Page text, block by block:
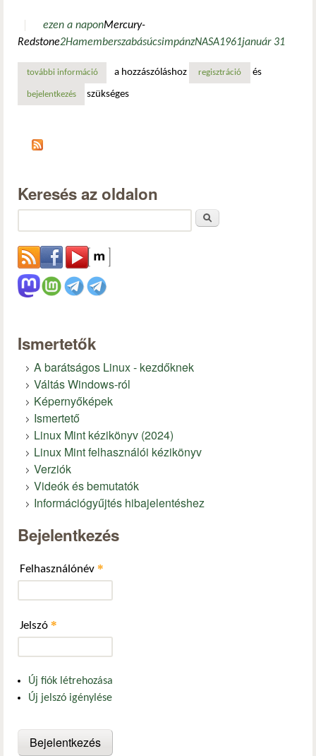
ezen a naponMercury-
Redstone2HamemberszabásúcsimpánzNASA1961január 31
további információaz első űrutazó emberszabású majom tartalommal
a hozzászóláshoz regisztráció és
bejelentkezés szükséges
Keresés az oldalon
Ismertetők
A barátságos Linux - kezdőknek
Váltás Windows-ról
Képernyőképek
Ismertető
Linux Mint kézikönyv (2024)
Linux Mint felhasználói kézikönyv
Verziók
Videók és bemutatók
Információgyűjtés hibajelentéshez
Bejelentkezés
Felhasználónév *
Jelszó *
Új fiók létrehozása
Új jelszó igénylése